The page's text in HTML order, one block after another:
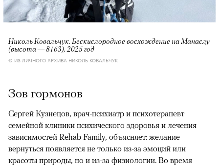
Николь Ковальчук. Бескислородное восхождение на Манаслу
(высота — 8163), 2025 год
© ИЗ ЛИЧНОГО АРХИВА НИКОЛЬ КОВАЛЬЧУК
Зов гормонов
Сергей Кузнецов, врач-психиатр и психотерапевт
семейной клиники психического здоровья и лечения
зависимостей Rehab Family, объясняет: желание
вернуться появляется не только из-за эмоций или
красоты природы, но и из-за физиологии. Во время